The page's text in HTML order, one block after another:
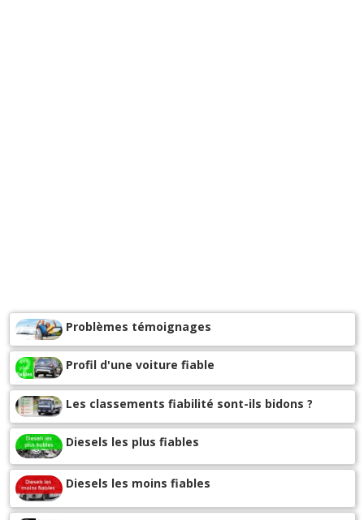
Problèmes témoignages
Profil d'une voiture fiable
Les classements fiabilité sont-ils bidons ?
Diesels les plus fiables
Diesels les moins fiables